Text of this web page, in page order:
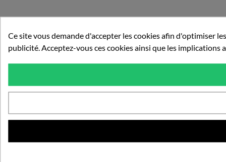
Ce site vous demande d'accepter les cookies afin d'optimiser
publicité. Acceptez-vous ces cookies ainsi que les implications